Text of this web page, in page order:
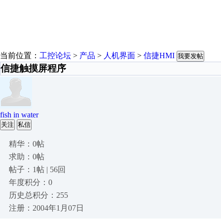
当前位置： 工控论坛 > 产品 > 人机界面 > 信捷HMI 我要发帖
信捷触摸屏程序
fish in water
关注 私信
精华：0帖
求助：0帖
帖子：1帖 | 56回
年度积分：0
历史总积分：255
注册：2004年1月07日